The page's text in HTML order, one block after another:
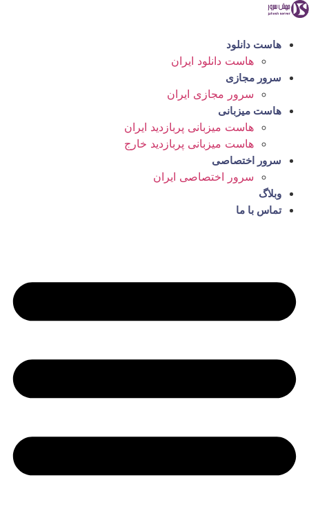
پرش
محتوا
هاست دانلود
هاست دانلود ایران
سرور مجازی
سرور مجازی ایران
هاست میزبانی
هاست میزبانی پربازدید ایران
هاست میزبانی پربازدید خارج
سرور اختصاصی
سرور اختصاصی ایران
وبلاگ
تماس با ما